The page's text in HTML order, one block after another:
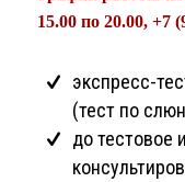
15.00 по 20.00, +7
экспресс-
(тест по
до тестовое